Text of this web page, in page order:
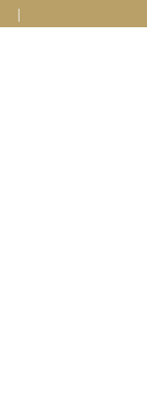
|